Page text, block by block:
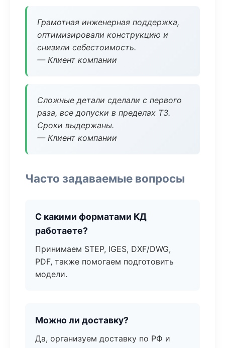
Грамотная инженерная поддержка,
оптимизировали конструкцию и
снизили себестоимость.
— Клиент компании
Сложные детали сделали с первого
раза, все допуски в пределах ТЗ.
Сроки выдержаны.
— Клиент компании
Часто задаваемые вопросы
С какими форматами КД
работаете?
Принимаем STEP, IGES, DXF/DWG,
PDF, также помогаем подготовить
модели.
Можно ли доставку?
Да, организуем доставку по РФ и